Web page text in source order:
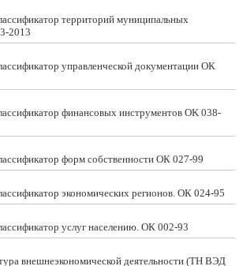
территорий муниципальных
2013
управленческой документации ОК
финансовых инструментов OK 038-
форм собственности ОК 027-99
экономических регионов. ОК 024-95
услуг населению. ОК 002-93
внешнеэкономической деятельности (ТН ВЭД